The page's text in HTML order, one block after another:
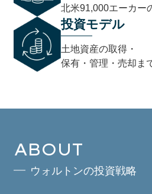
北米91,000エーカー
投資モデル
土地資産の取得・
保有・管理・売却ま
ABOUT
ウォルトンの投資戦略